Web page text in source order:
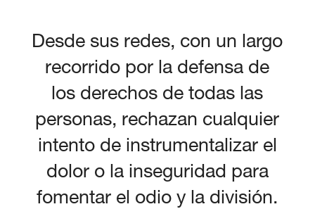
Desde sus redes, con un largo
recorrido por la defensa de
los derechos de todas las
personas, rechazan cualquier
intento de instrumentalizar el
dolor o la inseguridad para
fomentar el odio y la división.